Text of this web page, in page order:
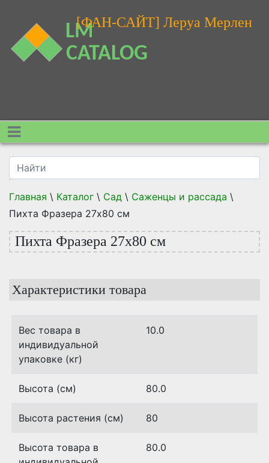
[ФАН-САЙТ] Леруа Мерлен
Главная \ Каталог \ Сад \ Саженцы и рассада \
Пихта Фразера 27x80 см
Пихта Фразера 27x80 см
Характеристики товара
Вес товара в
индивидуальной
упаковке (кг)
10.0
Высота (см) 80.0
Высота растения (см) 80
Высота товара в
80.0